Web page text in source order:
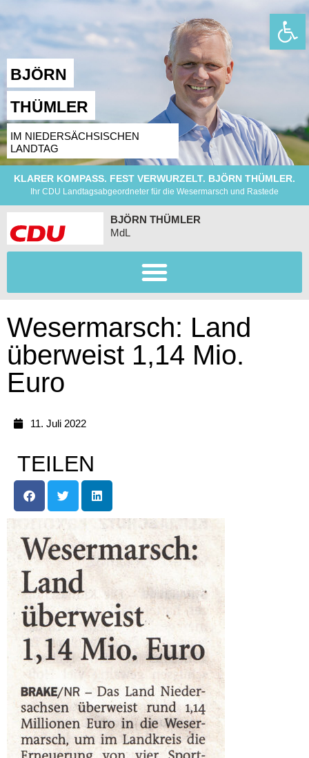
BJÖRN
THÜMLER
IM NIEDERSÄCHSISCHEN
LANDTAG
KLARER KOMPASS. FEST VERWURZELT. BJÖRN THÜMLER.
Ihr CDU Landtagsabgeordneter für die Wesermarsch und Rastede
BJÖRN THÜMLER
MdL
Wesermarsch: Land
überweist 1,14 Mio.
Euro
11. Juli 2022
TEILEN